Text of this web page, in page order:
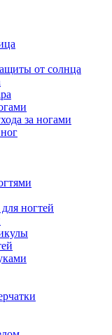
от солнца
за ногами
ногтей